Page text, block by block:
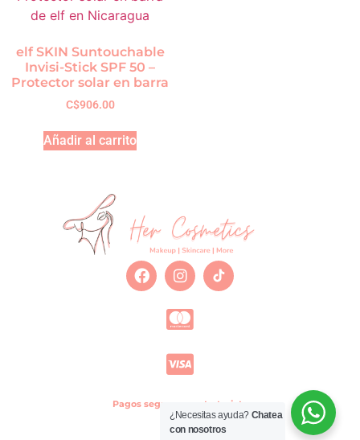
elf SKIN Suntouchable
Invisi-Stick SPF 50 –
Protector solar en barra
C$906.00
Añadir al carrito
Pagos seguros con tu tarjeta
¿Necesitas ayuda? Chatea
con nosotros